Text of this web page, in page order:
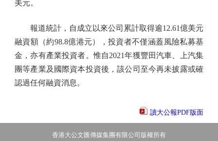
美元。
報道統計，自成立以來公司累計取得逾12.61億美元
融資額（約98.8億港元），投資者不僅涵蓋風險私募基
金，亦有產業投資者。惟自2021年獲豐田汽車、上汽集
團等產業及國際資本投資後，該公司至今再未披露或確
認過任何融資消息。
讀大公報PDF版面
香港大公文匯傳媒集團有限公司版權所有